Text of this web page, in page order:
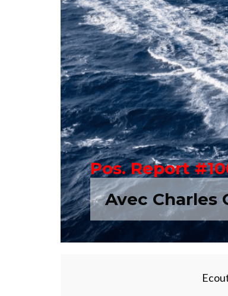
Pos. Report
Avec Charles